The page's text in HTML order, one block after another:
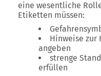
eine wesentliche
Etiketten müssen:
Hinweise zur
angeben
strenge
erfüllen